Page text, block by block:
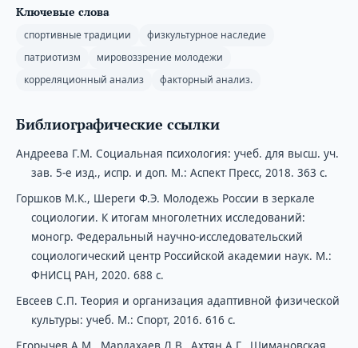
Ключевые слова
спортивные традиции
физкультурное наследие
патриотизм
мировоззрение молодежи
корреляционный анализ
факторный анализ.
Библиографические ссылки
Андреева Г.М. Социальная психология: учеб. для высш. уч.
зав. 5-е изд., испр. и доп. М.: Аспект Пресс, 2018. 363 с.
Горшков М.К., Шереги Ф.Э. Молодежь России в зеркале
социологии. К итогам многолетних исследований:
моногр. Федеральный научно-исследовательский
социологический центр Российской академии наук. М.:
ФНИСЦ РАН, 2020. 688 с.
Евсеев С.П. Теория и организация адаптивной физической
культуры: учеб. М.: Спорт, 2016. 616 с.